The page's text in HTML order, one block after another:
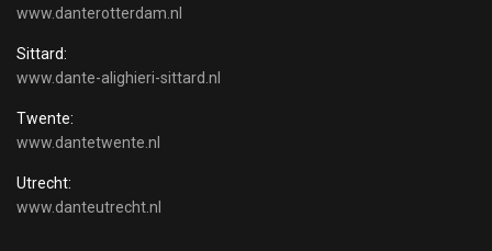
www.danterotterdam.nl
Sittard:
www.dante-alighieri-sittard.nl
Twente:
www.dantetwente.nl
Utrecht:
www.danteutrecht.nl